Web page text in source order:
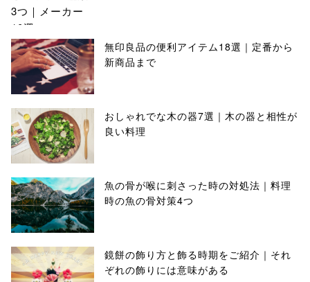
無印良品の便利アイテム18選｜定番から
新商品まで
おしゃれでな木の器7選｜木の器と相性が
良い料理
魚の骨が喉に刺さった時の対処法｜料理
時の魚の骨対策4つ
鏡餅の飾り方と飾る時期をご紹介｜それ
ぞれの飾りには意味がある